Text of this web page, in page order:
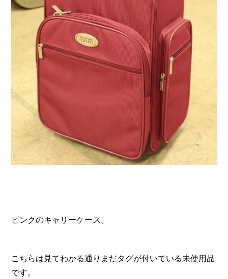
ピンクのキャリーケース。
こちらは見てわかる通りまだタグが付いている未使用品
です。